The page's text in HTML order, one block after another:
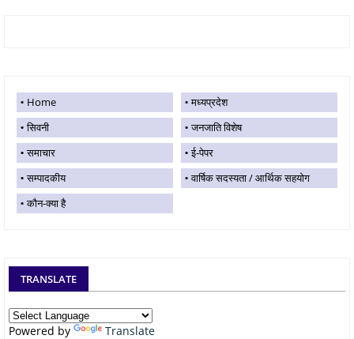
Home
मध्यप्रदेश
सिवनी
जनजाति विशेष
समाचार
ई-पेपर
सम्पादकीय
वार्षिक सदस्यता / आर्थिक सहयोग
कौन-क्या है
TRANSLATE
Powered by Translate